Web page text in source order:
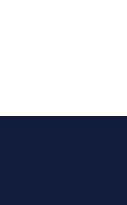
“Outubro Rosa” em